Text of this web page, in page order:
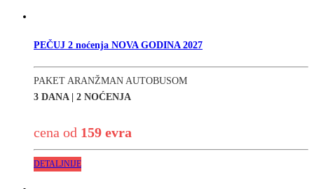
PEČUJ 2 noćenja NOVA GODINA 2027
PAKET ARANŽMAN AUTOBUSOM
3 DANA | 2 NOĆENJA
cena od 159 evra
DETALJNIJE